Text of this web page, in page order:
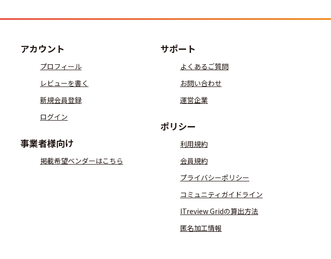
アカウント
プロフィール
レビューを書く
新規会員登録
ログイン
事業者様向け
掲載希望ベンダーはこちら
サポート
よくあるご質問
お問い合わせ
運営企業
ポリシー
利用規約
会員規約
プライバシーポリシー
コミュニティガイドライン
ITreview Gridの算出方法
匿名加工情報